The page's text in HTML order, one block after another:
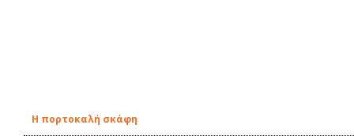
H πορτοκαλή σκάφη